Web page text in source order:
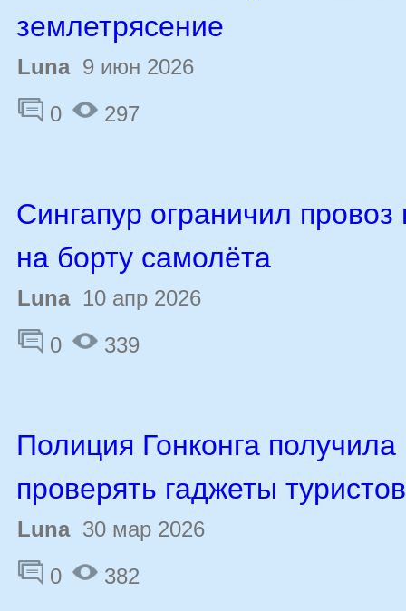
землетрясение
Luna9 июн 2026
0
297
Сингапур ограничил провоз
на борту самолёта
Luna10 апр 2026
0
339
Полиция Гонконга получила
проверять гаджеты туристов
Luna30 мар 2026
0
382